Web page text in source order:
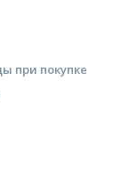
при покупке